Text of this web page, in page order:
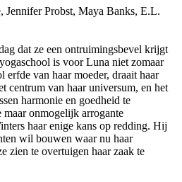
Jennifer Probst, Maya Banks, E.L.
dat ze een ontruimingsbevel krijgt
is voor Luna niet zomaar
erfde van haar moeder, draait haar
centrum van haar universum, en het
harmonie en goedheid te
onmogelijk arrogante
haar enige kans op redding. Hij
wil bouwen waar nu haar
zien te overtuigen haar zaak te